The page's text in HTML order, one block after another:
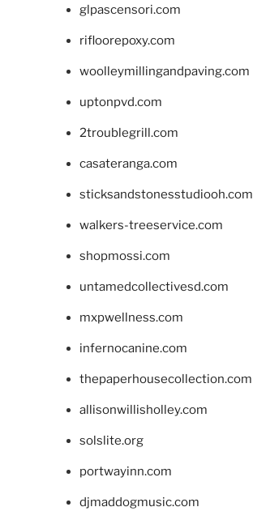
glpascensori.com
rifloorepoxy.com
woolleymillingandpaving.com
uptonpvd.com
2troublegrill.com
casateranga.com
sticksandstonesstudiooh.com
walkers-treeservice.com
shopmossi.com
untamedcollectivesd.com
mxpwellness.com
infernocanine.com
thepaperhousecollection.com
allisonwillisholley.com
solslite.org
portwayinn.com
djmaddogmusic.com